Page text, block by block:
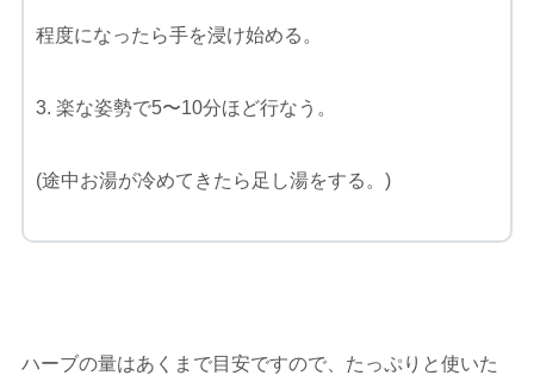
程度になったら手を浸け始める。
3. 楽な姿勢で5〜10分ほど行なう。
(途中お湯が冷めてきたら足し湯をする。)
ハーブの量はあくまで目安ですので、たっぷりと使いた